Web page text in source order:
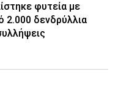
φυτεία με
2.000 δενδρύλλια